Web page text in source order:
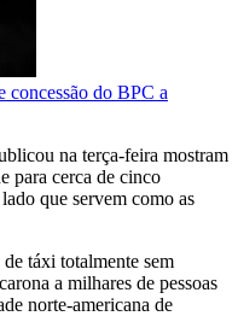
concessão do BPC a
na terça-feira mostram
para cerca de cinco
que servem como as
táxi totalmente sem
a milhares de pessoas
norte-americana de